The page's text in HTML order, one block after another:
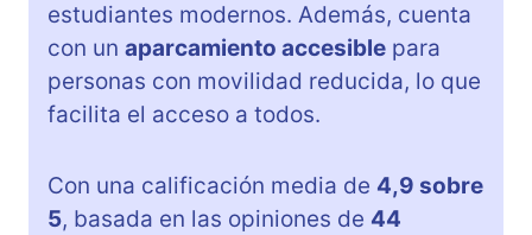
estudiantes modernos. Además, cuenta
con un aparcamiento accesible para
personas con movilidad reducida, lo que
facilita el acceso a todos.
Con una calificación media de 4,9 sobre
5, basada en las opiniones de 44